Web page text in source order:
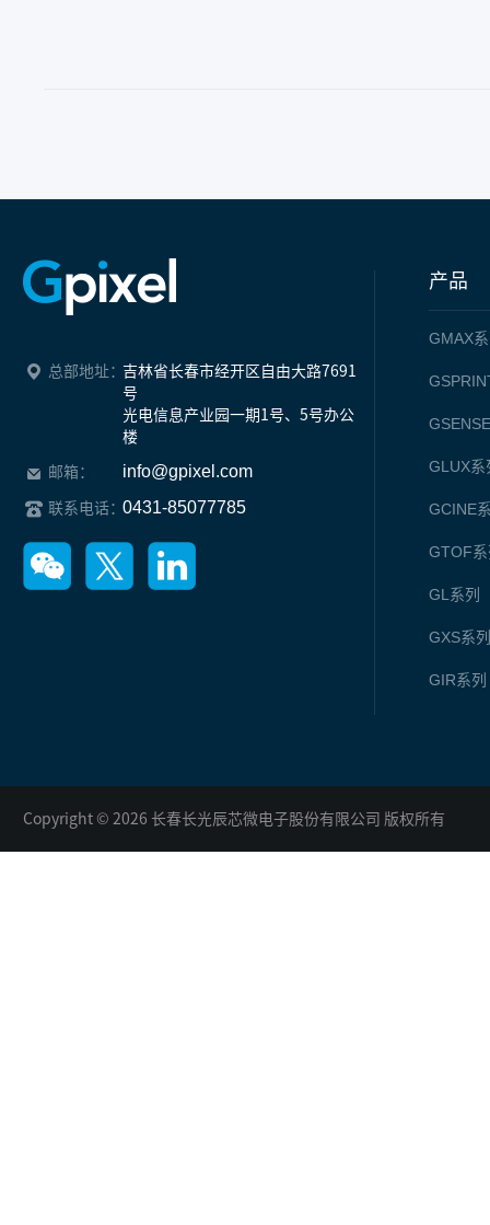
总部地址：吉林省长春市经开区自由大路7691
号
光电信息产业园一期1号、5号办公
楼
邮箱： info@gpixel.com
联系电话：0431-85077785
产品
GMAX
GLUX系
GCINE
GTOF
GL 系列
GXS系
GIR系列
Copyright © 2026 长春长光辰芯微电子股份有限公司 版权所有